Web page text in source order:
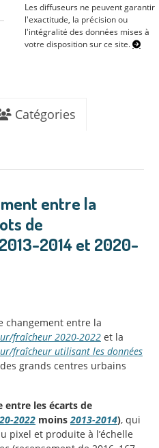
Les diffuseurs ne peuvent garantir
l'exactitude, la précision ou
l'intégralité des données mises à
votre disposition sur ce site.
Catégories
entre la
de
2014 et 2020-
changement entre la
fraîcheur 2020-2022 et la
fraîcheur utilisant les données
grands centres urbains
entre les écarts de
2022 moins 2013-2014), qui
pixel et produite à l’échelle